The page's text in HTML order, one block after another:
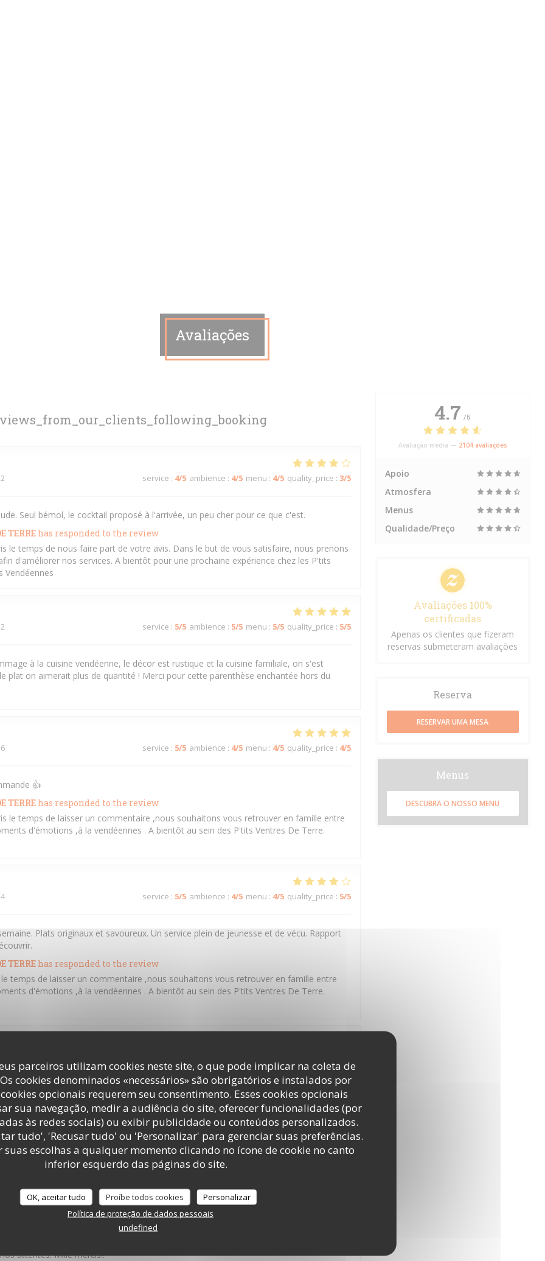
parceiros utilizam cookies neste site, o que pode implicar na coleta de
cookies denominados «necessários» são obrigatórios e instalados por
opcionais requerem seu consentimento. Esses cookies opcionais
sua navegação, medir a audiência do site, oferecer funcionalidades (por
às redes sociais) ou exibir publicidade ou conteúdos personalizados.
tudo', 'Recusar tudo' ou 'Personalizar' para gerenciar suas preferências.
suas escolhas a qualquer momento clicando no ícone de cookie no canto
inferior esquerdo das páginas do site.
OK, aceitar tudo Proíbe todos cookies
Personalizar
Política de proteção de dados pessoais
undefined
Avaliações
service : 4/5 ambience : 4/5 menu : 4/5 quality_price : 3/5
Seul bémol, le cocktail proposé à l'arrivée, un peu cher pour ce que c'est.
TERRE has responded to the review
le temps de nous faire part de votre avis. Dans le but de vous satisfaire, nous prenons
d'améliorer nos services. A bientôt pour une prochaine expérience chez les P'tits
Vendéennes
service : 5/5 ambience : 5/5 menu : 5/5 quality_price : 5/5
à la cuisine vendéenne, le décor est rustique et la cuisine familiale, on s'est
plat on aimerait plus de quantité ! Merci pour cette parenthèse enchantée hors du
service : 5/5 ambience : 4/5 menu : 4/5 quality_price : 4/5
👍
TERRE has responded to the review
le temps de laisser un commentaire ,nous souhaitons vous retrouver en famille entre
d'émotions ,à la vendéennes . A bientôt au sein des P'tits Ventres De Terre.
service : 5/5 ambience : 4/5 menu : 4/5 quality_price : 5/5
Plats originaux et savoureux. Un service plein de jeunesse et de vécu. Rapport
TERRE has responded to the review
temps de laisser un commentaire ,nous souhaitons vous retrouver en famille entre
d'émotions ,à la vendéennes . A bientôt au sein des P'tits Ventres De Terre.
fait avec bienveillance
TERRE has responded to the review
le temps de laisser un commentaire ,nous souhaitons vous retrouver en famille entre
d'émotions ,à la vendéennes . A bientôt au sein des P'tits Ventres De Terre.
service:5/5 ambience:5/5 menu
attentes. Mille mercis!!
4.7 /5
Avaliação média — 2104 avaliações
Apoio
Atmosfera
Menus
Qualidade/Preço
Avaliações 100%
certificadas
Apenas os clientes que fizeram
reservas submeteram avaliações
Reserva
RESERVAR UMA MESA
Menus
DESCUBRA O NOSSO MENU